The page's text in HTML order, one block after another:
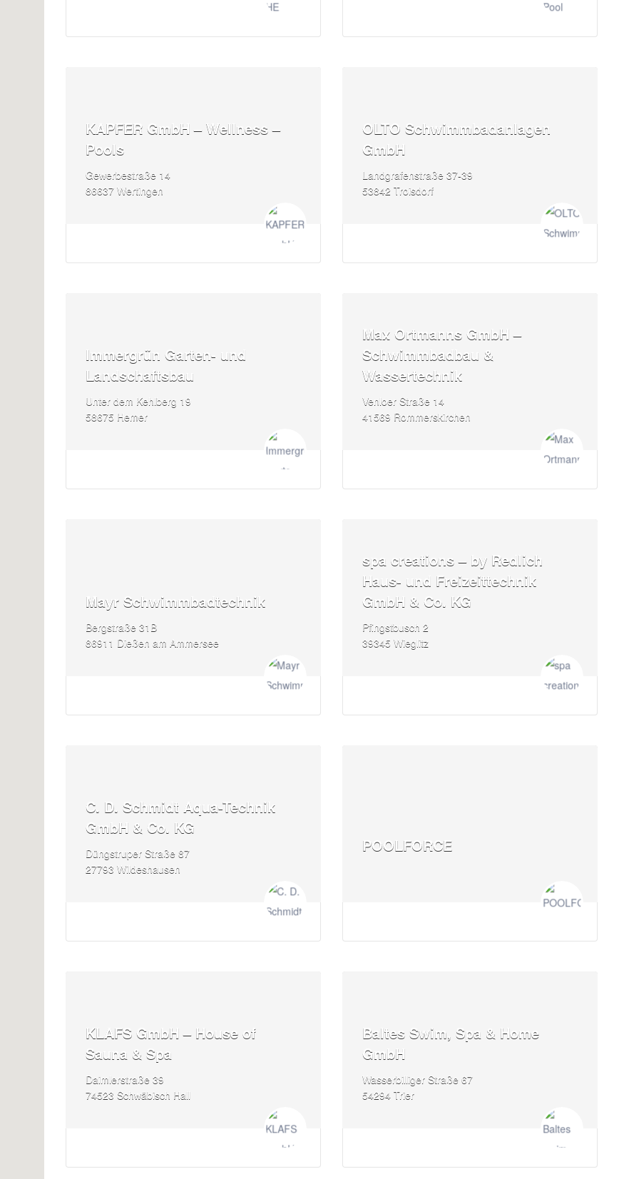
KAPFER GmbH – Wellness –
Pools
Gewerbestraße 14
86637 Wertingen
OLTO Schwimmbadanlagen
GmbH
Landgrafenstraße 37-39
53842 Troisdorf
Immergrün Garten- und
Landschaftsbau
Unter dem Kehlberg 19
58675 Hemer
Max Ortmanns GmbH –
Schwimmbadbau &
Wassertechnik
Venloer Straße 14
41569 Rommerskirchen
Mayr Schwimmbadtechnik
Bergstraße 31B
86911 Dießen am Ammersee
spa creations – by Redlich
Haus- und Freizeittechnik
GmbH & Co. KG
Pfingstbusch 2
39345 Wieglitz
C. D. Schmidt Aqua-Technik
GmbH & Co. KG
Düngstruper Straße 87
27793 Wildeshausen
POOLFORCE
KLAFS GmbH – House of
Sauna & Spa
Daimlerstraße 39
74523 Schwäbisch Hall
Baltes Swim, Spa & Home
GmbH
Wasserbilliger Straße 67
54294 Trier